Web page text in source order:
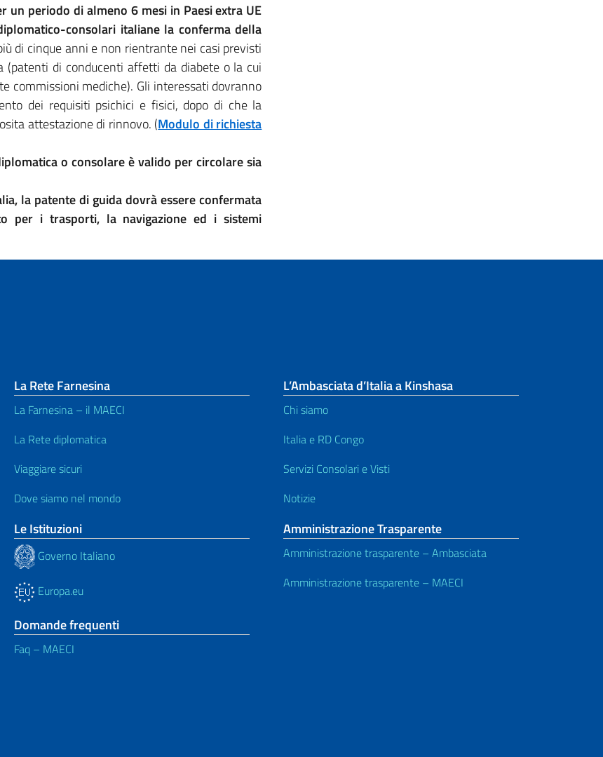
periodo di almeno 6 mesi in Paesi extra UE
consolari italiane la conferma della
di cinque anni e non rientrante nei casi previsti
(patenti di conducenti affetti da diabete o la cui
commissioni mediche). Gli interessati dovranno
dei requisiti psichici e fisici, dopo di che la
attestazione di rinnovo. (Modulo di richiesta
o consolare è valido per circolare sia
la patente di guida dovrà essere confermata
per i trasporti, la navigazione ed i sistemi
La Rete Farnesina
La Farnesina – il MAECI
La Rete diplomatica
Viaggiare sicuri
Dove siamo nel mondo
Le Istituzioni
Governo Italiano
Europa.eu
Domande frequenti
Faq – MAECI
L’Ambasciata d’Italia a Kinshasa
Chi siamo
Italia e RD Congo
Servizi Consolari e Visti
Notizie
Amministrazione Trasparente
Amministrazione trasparente – Ambasciata
Amministrazione trasparente – MAECI